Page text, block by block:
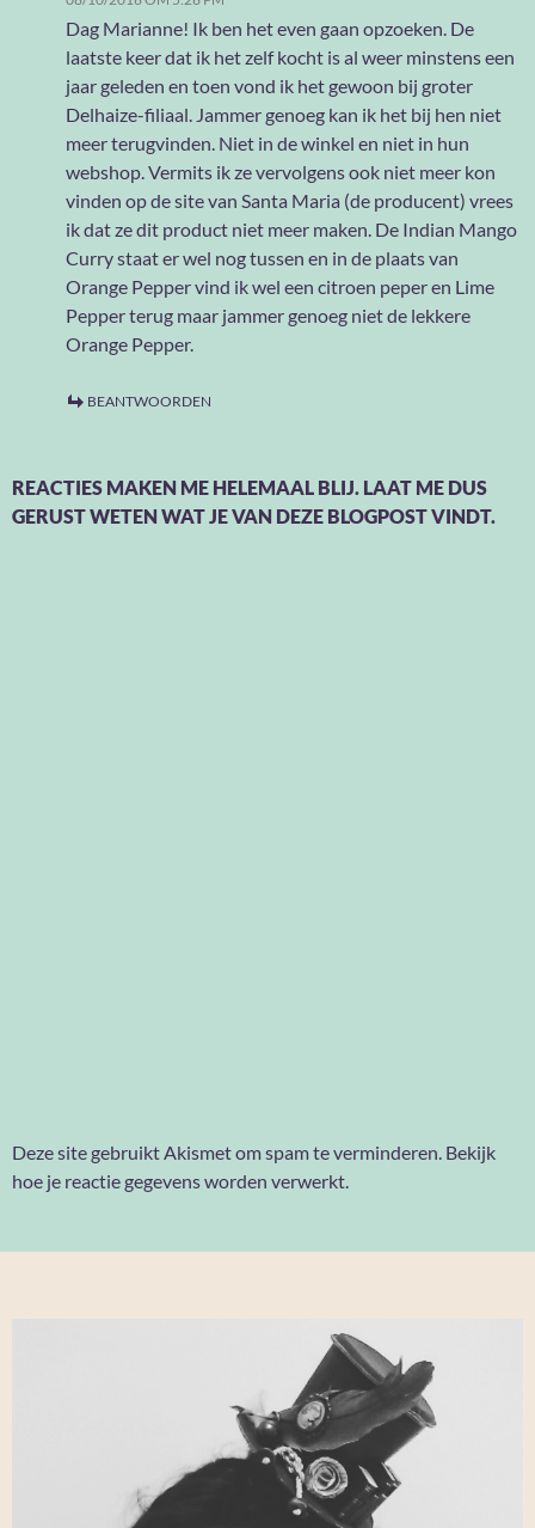
Dag Marianne! Ik ben het even gaan opzoeken. De
laatste keer dat ik het zelf kocht is al weer minstens een
jaar geleden en toen vond ik het gewoon bij groter
Delhaize-filiaal. Jammer genoeg kan ik het bij hen niet
meer terugvinden. Niet in de winkel en niet in hun
webshop. Vermits ik ze vervolgens ook niet meer kon
vinden op de site van Santa Maria (de producent) vrees
ik dat ze dit product niet meer maken. De Indian Mango
Curry staat er wel nog tussen en in de plaats van
Orange Pepper vind ik wel een citroen peper en Lime
Pepper terug maar jammer genoeg niet de lekkere
Orange Pepper.
BEANTWOORDEN
REACTIES MAKEN ME HELEMAAL BLIJ. LAAT ME DUS
GERUST WETEN WAT JE VAN DEZE BLOGPOST VINDT.
Deze site gebruikt Akismet om spam te verminderen. Bekijk
hoe je reactie gegevens worden verwerkt.